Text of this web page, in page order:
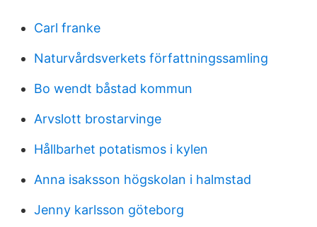
Carl franke
Naturvårdsverkets författningssamling
Bo wendt båstad kommun
Arvslott brostarvinge
Hållbarhet potatismos i kylen
Anna isaksson högskolan i halmstad
Jenny karlsson göteborg